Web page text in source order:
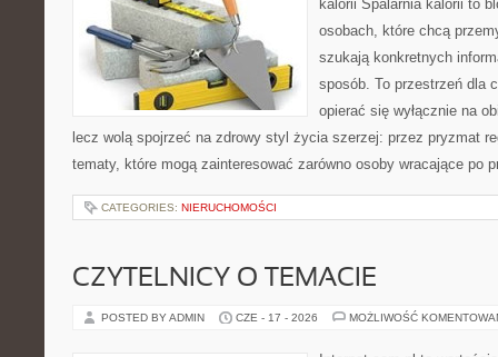
kalorii Spalarnia kalorii to
osobach, które chcą
szukają konkretnych
sposób. To przestrzeń dla
opierać się wyłącznie na
lecz wolą spojrzeć na zdrowy styl życia szerzej: przez pryzmat
tematy, które mogą zainteresować zarówno osoby wracające po
CATEGORIES: NIERUCHOMOŚCI
CZYTELNICY O TEMACIE
POSTED BY ADMIN CZE - 17 - 2026 MOŻLIWOŚĆ